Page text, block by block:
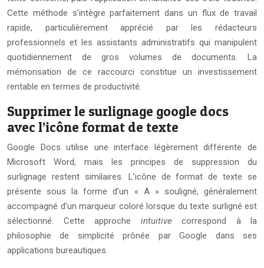
Cette méthode s’intègre parfaitement dans un flux de travail
rapide, particulièrement apprécié par les rédacteurs
professionnels et les assistants administratifs qui manipulent
quotidiennement de gros volumes de documents. La
mémorisation de ce raccourci constitue un investissement
rentable en termes de productivité.
Supprimer le surlignage google docs
avec l’icône format de texte
Google Docs utilise une interface légèrement différente de
Microsoft Word, mais les principes de suppression du
surlignage restent similaires. L’icône de format de texte se
présente sous la forme d’un « A » souligné, généralement
accompagné d’un marqueur coloré lorsque du texte surligné est
sélectionné. Cette approche intuitive correspond à la
philosophie de simplicité prônée par Google dans ses
applications bureautiques.